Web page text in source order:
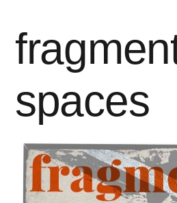
spaces